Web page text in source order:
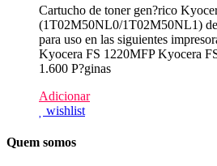
Cartucho de toner gen?rico
(1T02M50NL0/1T02M50NL1)
para uso en las siguientes
Kyocera FS 1220MFP Kyocera
1.600 P?ginas
Adicionar
wishlist
Quem somos